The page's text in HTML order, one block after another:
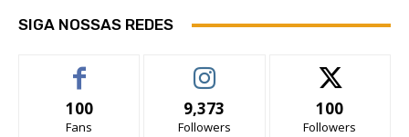
SIGA NOSSAS REDES
100
Fans
9,373
Followers
100
Followers